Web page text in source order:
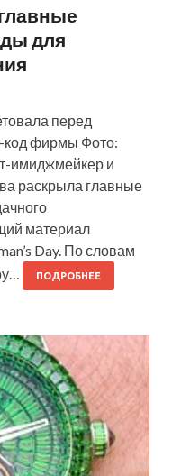
для
перед
код фирмы Фото:
имиджмейкер и
раскрыла главные
материал
Day. По словам
ПОДРОБНЕЕ